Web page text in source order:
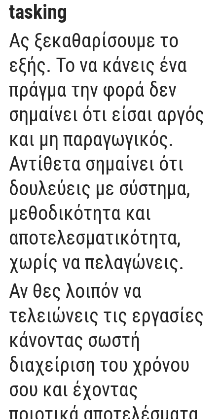
tasking
Ας ξεκαθαρίσουμε το
εξής. Το να κάνεις ένα
πράγμα την φορά δεν
σημαίνει ότι είσαι αργός
και μη παραγωγικός.
Αντίθετα σημαίνει ότι
δουλεύεις με σύστημα,
μεθοδικότητα και
αποτελεσματικότητα,
χωρίς να πελαγώνεις.
Αν θες λοιπόν να
τελειώνεις τις εργασίες
κάνοντας σωστή
διαχείριση του χρόνου
σου και έχοντας